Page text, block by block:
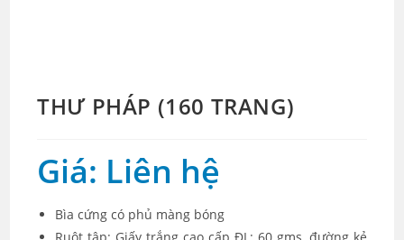
THƯ PHÁP (160 TRANG)
Giá: Liên hệ
Bìa cứng có phủ màng bóng